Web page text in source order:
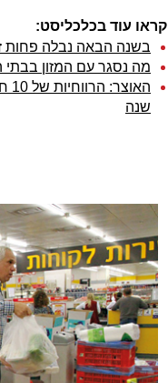
קראו עוד בכלכליסט:
בשנה הבאה נבלה פחות זמן
מה נסגר עם המזון
שנה